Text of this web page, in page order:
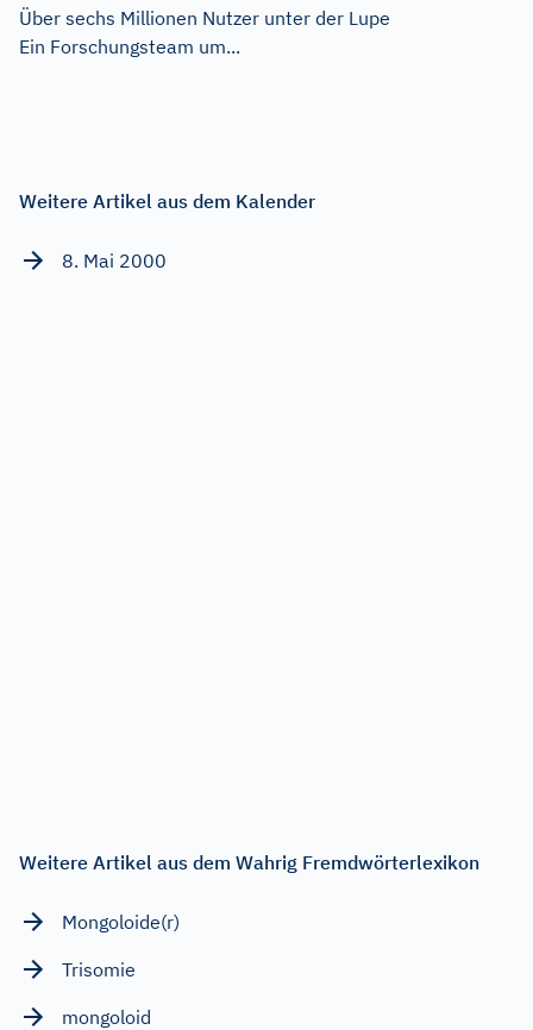
Über sechs Millionen Nutzer unter der Lupe
Ein Forschungsteam um...
Weitere Artikel aus dem Kalender
8. Mai 2000
Weitere Artikel aus dem Wahrig Fremdwörterlexikon
Mongoloide(r)
Trisomie
mongoloid